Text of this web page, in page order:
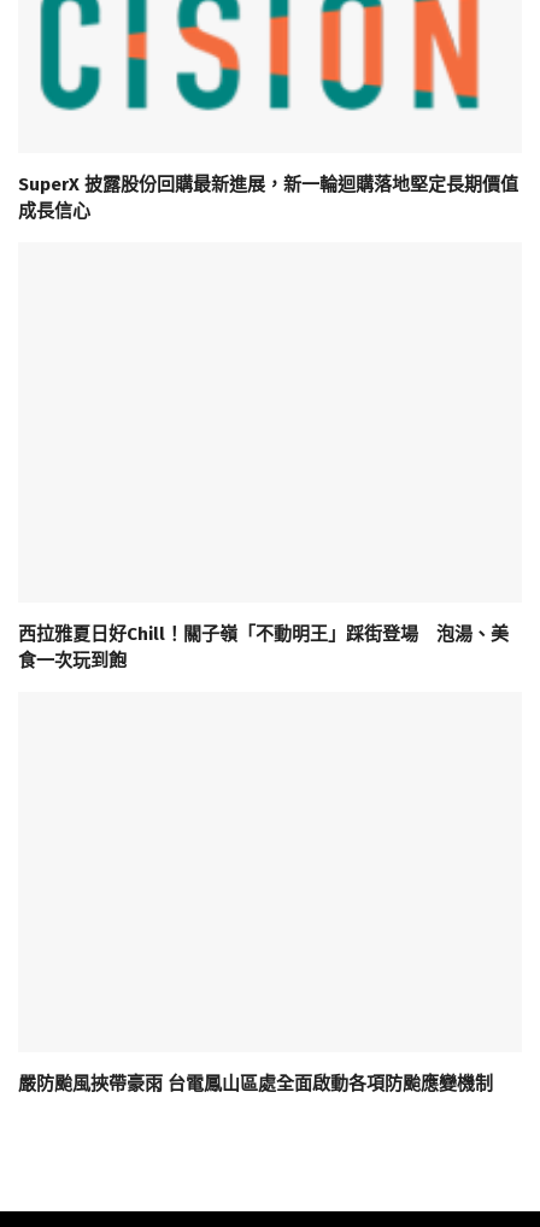
SuperX 披露股份回購最新進展，新一輪迴購落地堅定長期價值
成長信心
西拉雅夏日好Chill！關子嶺「不動明王」踩街登場 泡湯、美
食一次玩到飽
嚴防颱風挾帶豪雨 台電鳳山區處全面啟動各項防颱應變機制